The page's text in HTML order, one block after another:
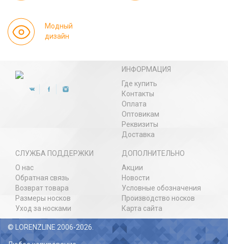
Модный
дизайн
ИНФОРМАЦИЯ
Где купить
Контакты
Оплата
Оптовикам
Реквизиты
Доставка
СЛУЖБА ПОДДЕРЖКИ
О нас
Обратная связь
Возврат товара
Размеры носков
Уход за носками
ДОПОЛНИТЕЛЬНО
Акции
Новости
Условные обозначения
Производство носков
Карта сайта
© LORENZLINE 2006-2026.